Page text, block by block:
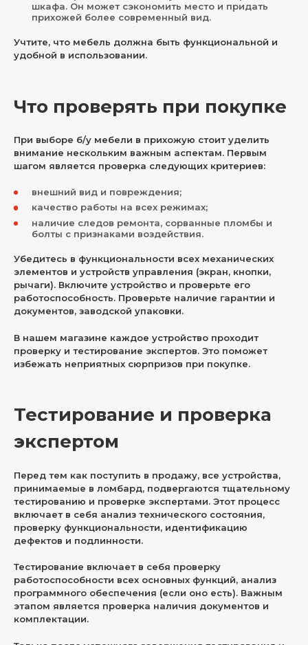
шкафа. Он может сэкономить место и придать
прихожей более современный вид.
Учтите, что мебель должна быть функциональной и
удобной в использовании.
Что проверять при покупке
При выборе б/у мебели в прихожую стоит уделить
внимание нескольким важным аспектам. Первым
шагом является проверка следующих критериев:
внешний вид и повреждения;
качество работы на всех режимах;
наличие следов ремонта, сорванные пломбы и
болты с признаками воздействия.
Убедитесь в функциональности всех механических
элементов и устройств управления (экран, кнопки,
рычаги). Включите устройство и проверьте его
работоспособность. Проверьте наличие гарантии и
документов, заводской упаковки.
В нашем магазине каждое устройство проходит
проверку и тестирование экспертов. Это поможет
избежать неприятных сюрпризов при покупке.
Тестирование и проверка
экспертом
Перед тем как поступить в продажу, все устройства,
принимаемые в ломбард, подвергаются тщательному
тестированию и проверке экспертами. Этот процесс
включает в себя анализ технического состояния,
проверку функциональности, идентификацию
дефектов и подлинности.
Тестирование включает в себя проверку
работоспособности всех основных функций, анализ
программного обеспечения (если оно есть). Важным
этапом является проверка наличия документов и
комплектации.